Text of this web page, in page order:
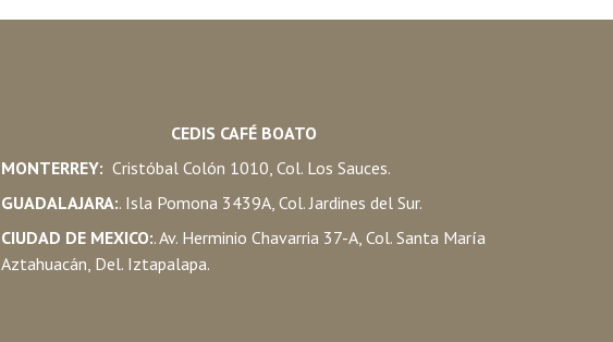
CEDIS CAFÉ BOATO
MONTERREY: Cristóbal Colón 1010, Col. Los Sauces.
GUADALAJARA:. Isla Pomona 3439A, Col. Jardines del Sur.
CIUDAD DE MEXICO:. Av. Herminio Chavarria 37-A, Col. Santa María
Aztahuacán, Del. Iztapalapa.